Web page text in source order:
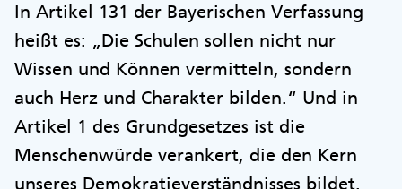
In Artikel 131 der Bayerischen Verfassung
heißt es: „Die Schulen sollen nicht nur
Wissen und Können vermitteln, sondern
auch Herz und Charakter bilden.“ Und in
Artikel 1 des Grundgesetzes ist die
Menschenwürde verankert, die den Kern
unseres Demokratieverständnisses bildet.